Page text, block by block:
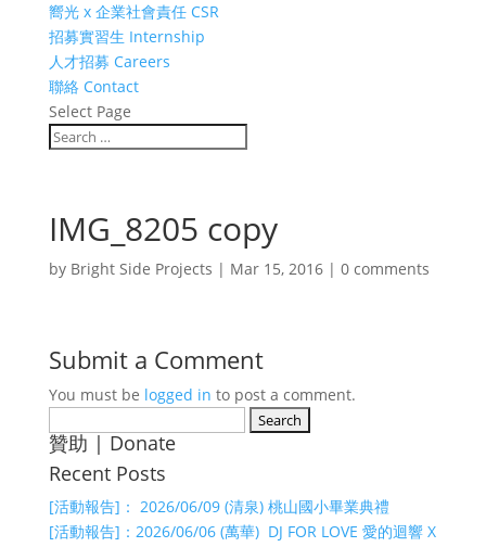
嚮光 x 企業社會責任 CSR
招募實習生 Internship
人才招募 Careers
聯絡 Contact
Select Page
IMG_8205 copy
by Bright Side Projects | Mar 15, 2016| 0 comments
Submit a Comment
You must be logged in to post a comment.
for:
贊助 | Donate
Recent Posts
[活動報告]： 2026/06/09 (清泉) 桃山國小畢業典禮
[活動報告]：2026/06/06 (萬華) DJ FOR LOVE 愛的迴響 X